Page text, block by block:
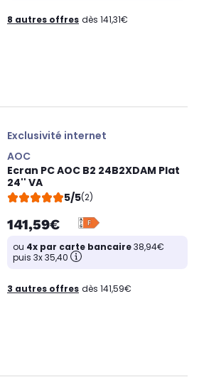
8 autres offres dès 141,31€
Exclusivité internet
AOC
Ecran PC AOC B2 24B2XDAM Plat
24'' VA
5/5(2)
141,59€
ou 4x par carte bancaire38,94€
puis 3x 35,40
3 autres offres dès 141,59€